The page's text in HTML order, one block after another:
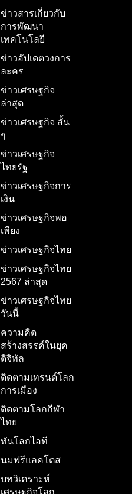
ข่าวสารเกี่ยวกับ
การพัฒนา
เทคโนโลยี
ข่าวอัปเดตวงการ
ละคร
ข่าวเศรษฐกิจ
ล่าสุด
ข่าวเศรษฐกิจ สั้น
ๆ
ข่าวเศรษฐกิจ
ไทยรัฐ
ข่าวเศรษฐกิจการ
เงิน
ข่าวเศรษฐกิจพอ
เพียง
ข่าวเศรษฐกิจไทย
ข่าวเศรษฐกิจไทย
2567 ล่าสุด
ข่าวเศรษฐกิจไทย
วันนี้
ความคิด
สร้างสรรค์ในยุค
ดิจิทัล
ติดตามเทรนด์โลก
การเมือง
ติดตามโลกกีฬา
ไทย
ทันโลกไอที
นมฟรีแลคโตส
บทวิเคราะห์
เศรษฐกิจโลก